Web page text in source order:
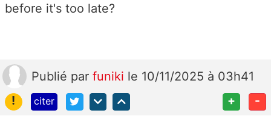
before it's too late?
Publié par funiki le 10/11/2025 à 03h41
!
citer + -